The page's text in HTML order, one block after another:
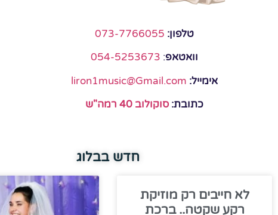
טלפון: 073-7766055
וואטאפ:
054-5253673
אימייל: liron1music@Gmail.com
כתובת: סוקולוב 40 רמה"ש
חדש בבלוג
לא חייבים רק מוזיקת
רקע שקטה.. ברכת